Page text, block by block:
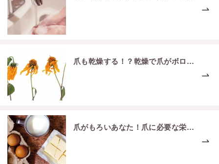
爪も乾燥する！？乾燥で爪がボロボロに…
爪がもろいあなた！爪に必要な栄養が足りてない！ ？